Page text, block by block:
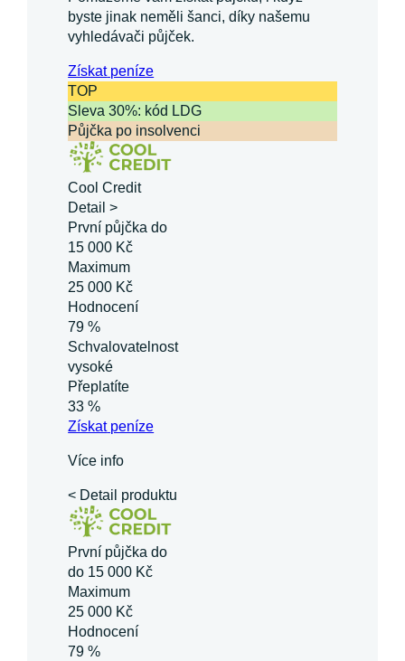
byste jinak neměli šanci, díky našemu
vyhledávači půjček.
Získatpeníze
TOP
Sleva 30%: kód LDG
Půjčka po insolvenci
Cool Credit
Detail >
První půjčka do
15 000 Kč
Maximum
25 000 Kč
Hodnocení
79 %
Schvalovatelnost
vysoké
Přeplatíte
33 %
Získatpeníze
Více info
< Detail produktu
První půjčka do
do 15 000 Kč
Maximum
25 000 Kč
Hodnocení
79 %